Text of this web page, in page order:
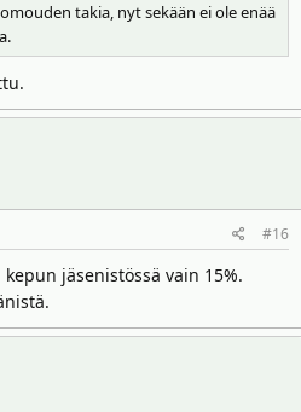
takia, nyt sekään ei ole enää
#16
jäsenistössä vain 15%.